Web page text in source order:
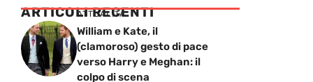
ARTICOLI RECENTI
ATTUALITÁ
William e Kate, il
(clamoroso) gesto di pace
verso Harry e Meghan: il
colpo di scena